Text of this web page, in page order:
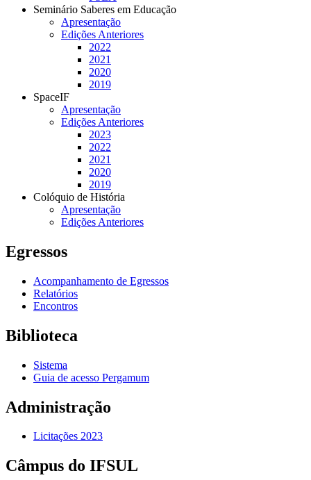
Seminário Saberes em Educação
Apresentação
Edições Anteriores
2022
2021
2020
2019
SpaceIF
Apresentação
Edições Anteriores
2023
2022
2021
2020
2019
Colóquio de História
Apresentação
Edições Anteriores
Egressos
Acompanhamento de Egressos
Relatórios
Encontros
Biblioteca
Sistema
Guia de acesso Pergamum
Administração
Licitações 2023
Câmpus do IFSUL